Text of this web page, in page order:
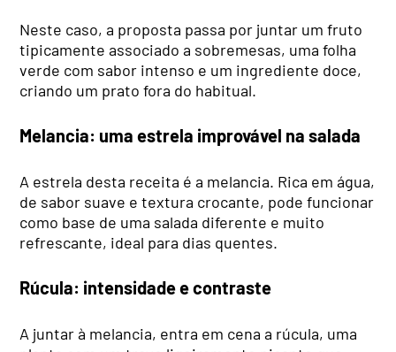
Neste caso, a proposta passa por juntar um fruto
tipicamente associado a sobremesas, uma folha
verde com sabor intenso e um ingrediente doce,
criando um prato fora do habitual.
Melancia: uma estrela improvável na salada
A estrela desta receita é a melancia. Rica em água,
de sabor suave e textura crocante, pode funcionar
como base de uma salada diferente e muito
refrescante, ideal para dias quentes.
Rúcula: intensidade e contraste
A juntar à melancia, entra em cena a rúcula, uma